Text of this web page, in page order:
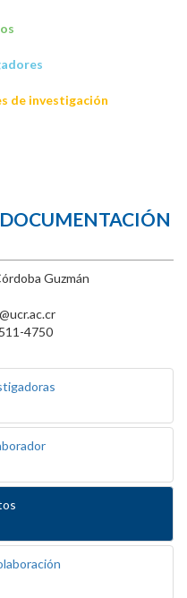
de investigación
Guzmán
4750